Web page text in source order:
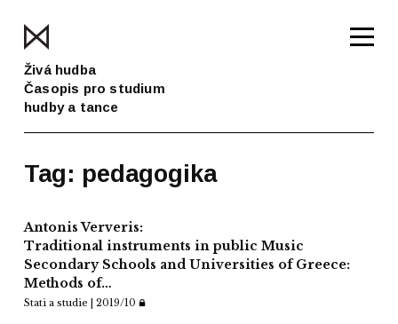
Živá hudba
Časopis pro studium
hudby a tance
Tag: pedagogika
Antonis Ververis:
Traditional instruments in public Music
Secondary Schools and Universities of Greece:
Methods of…
Stati a studie | 2019/10